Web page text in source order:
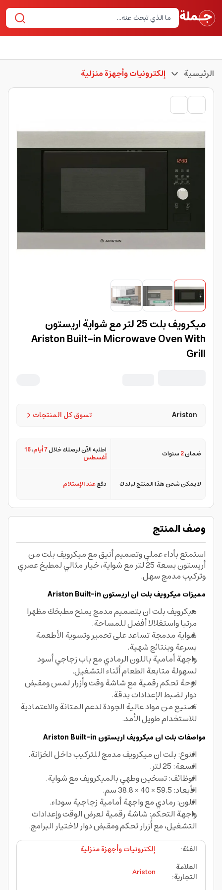
الرئيسية إلكترونيات وأجهزة منزلية
ميكرويف بلت 25 لتر مع شواية اريستون
Ariston Built-in Microwave Oven With
Grill
تسوق كل المنتجات Ariston
ضمان2سنوات اطلبه الآن ليصلك خلال7 أيام ،16
أغسطس
لا يمكن شحن هذا المنتج لبلدك دفععند الإستلام
وصف المنتج
استمتع بأداء عملي وتصميم أنيق مع ميكرويف بلت من
أريستون بسعة 25 لتر مع شواية، خيار مثالي لمطبخ عصري
وتركيب مدمج سهل.
مميزات ميكرويف بلت ان اريستون Ariston Built-in
ميكرويف بلت ان بتصميم مدمج يمنح مطبخك مظهرا
مرتبا واستغلالا أفضل للمساحة.
شواية مدمجة تساعد على تحمير وتسوية الأطعمة
بسرعة وبنتائج شهية.
واجهة أمامية باللون الرمادي مع باب زجاجي أسود
لسهولة متابعة الطعام أثناء التشغيل.
لوحة تحكم رقمية مع شاشة وقت وأزرار لمس ومقبض
دوار لضبط الإعدادات بدقة.
تصنيع من مواد عالية الجودة لدعم المتانة والاعتمادية
للاستخدام طويل الأمد.
مواصفات بلت ان ميكرويف اريستون Ariston Built-in
النوع: بلت ان ميكرويف مدمج للتركيب داخل الخزانة.
السعة: 25 لتر.
الوظائف: تسخين وطهي بالميكرويف مع شواية.
الأبعاد: 59.5 × 40 × 38.8 سم.
اللون: رمادي مع واجهة أمامية زجاجية سوداء.
واجهة التحكم: شاشة رقمية لعرض الوقت وإعدادات
التشغيل، مع أزرار تحكم ومقبض دوار لاختيار البرامج.
الفئة:
إلكترونيات وأجهزة منزلية
العلامة
التجارية:
Ariston